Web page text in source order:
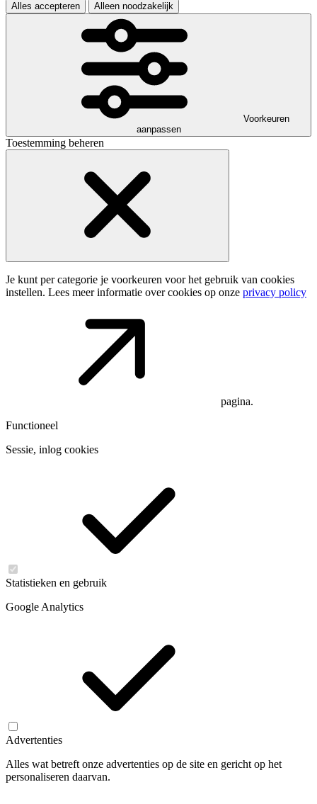
Alles accepteren Alleen noodzakelijk
Voorkeuren
aanpassen
Toestemming beheren
Je kunt per categorie je voorkeuren voor het gebruik van cookies
instellen. Lees meer informatie over cookies op onze privacy policy
pagina.
Functioneel
Sessie, inlog cookies
Statistieken en gebruik
Google Analytics
Advertenties
Alles wat betreft onze advertenties op de site en gericht op het
personaliseren daarvan.